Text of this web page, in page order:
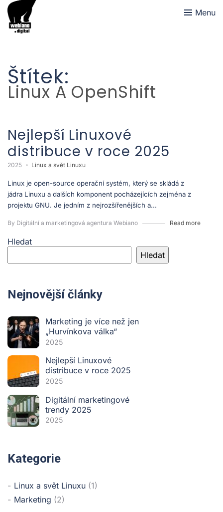
Menu
Štítek:
Linux A OpenShift
Nejlepší Linuxové
distribuce v roce 2025
2025 Linux a svět Linuxu
Linux je open-source operační systém, který se skládá z
jádra Linuxu a dalších komponent pocházejících zejména z
projektu GNU. Je jedním z nejrozšířenějších a...
By Digitální a marketingová agentura Webiano Read more
Hledat
Hledat
Nejnovější články
Marketing je více než jen
„Hurvínkova válka“
2025
Nejlepší Linuxové
distribuce v roce 2025
2025
Digitální marketingové
trendy 2025
2025
Kategorie
Linux a svět Linuxu (1)
Marketing (2)